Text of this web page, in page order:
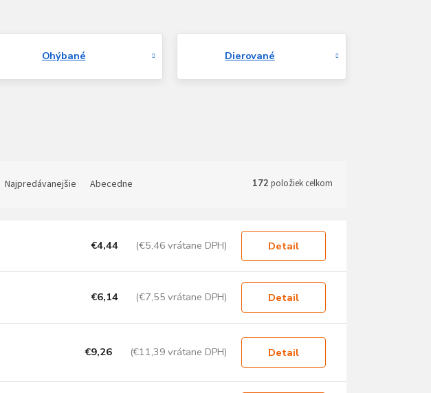
Ohýbané Dierované
Najpredávanejšie Abecedne 172 položiek celkom
€4,44 (€5,46 vrátane DPH) Detail
€6,14 (€7,55 vrátane DPH) Detail
€9,26 (€11,39 vrátane DPH) Detail